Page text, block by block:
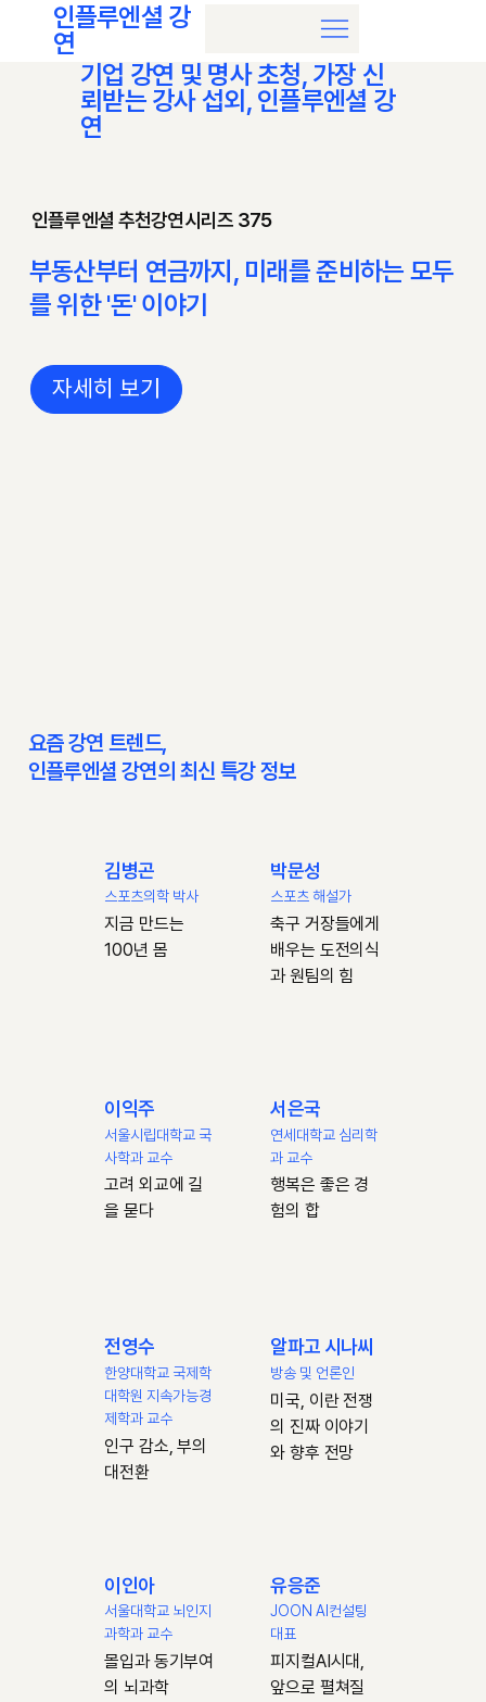
인플루엔셜 강
연
기업 강연 및 명사 초청, 가장 신
뢰받는 강사 섭외, 인플루엔셜 강
연
인플루엔셜 추천강연시리즈 375
부동산부터 연금까지, 미래를 준비하는 모두
를 위한 '돈' 이야기
자세히 보기
요즘 강연 트렌드,
인플루엔셜 강연의 최신 특강 정보
김병곤
스포츠의학 박사
지금 만드는
100년 몸
박문성
스포츠 해설가
축구 거장들에게
배우는 도전의식
과 원팀의 힘
이익주
서울시립대학교 국
사학과 교수
고려 외교에 길
을 묻다
서은국
연세대학교 심리학
과 교수
행복은 좋은 경
험의 합
전영수
한양대학교 국제학
대학원 지속가능경
제학과 교수
인구 감소, 부의
대전환
알파고 시나씨
방송 및 언론인
미국, 이란 전쟁
의 진짜 이야기
와 향후 전망
이인아
서울대학교 뇌인지
과학과 교수
몰입과 동기부여
의 뇌과학
유응준
JOON AI컨설팅
대표
피지컬AI시대,
앞으로 펼쳐질